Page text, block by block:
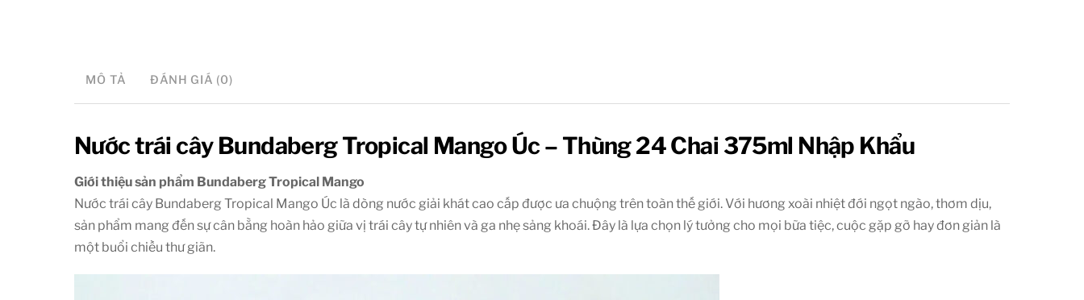
MÔ TẢ ĐÁNH GIÁ (0)
Nước trái cây Bundaberg Tropical Mango Úc – Thùng 24 Chai 375ml Nhập Khẩu
Giới thiệu sản phẩm Bundaberg Tropical Mango
Nước trái cây Bundaberg Tropical Mango Úc là dòng nước giải khát cao cấp được ưa chuộng trên toàn thế giới. Với hương xoài nhiệt đới ngọt ngào, thơm dịu,
sản phẩm mang đến sự cân bằng hoàn hảo giữa vị trái cây tự nhiên và ga nhẹ sảng khoái. Đây là lựa chọn lý tưởng cho mọi bữa tiệc, cuộc gặp gỡ hay đơn giản là
một buổi chiều thư giãn.